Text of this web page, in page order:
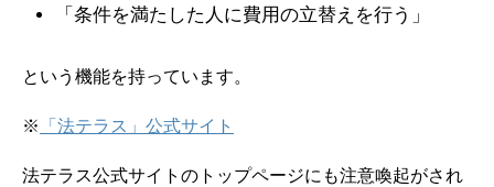
「条件を満たした人に費用の立替えを行う」
という機能を持っています。
※ 「法テラス」公式サイト
法テラス公式サイトのトップページにも注意喚起がされ